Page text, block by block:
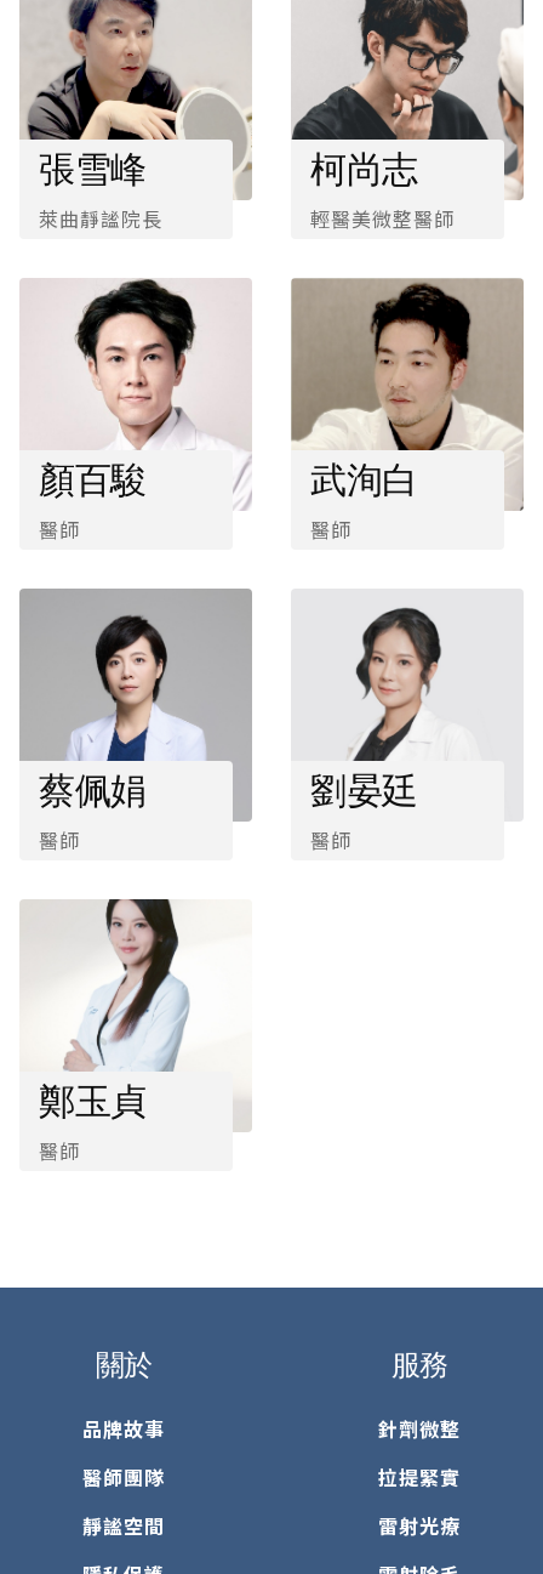
張雪峰
萊曲靜謐院長
柯尚志
輕醫美微整醫師
顏百駿
醫師
武洵白
醫師
蔡佩娟
醫師
劉晏廷
醫師
鄭玉貞
醫師
關於
品牌故事
醫師團隊
靜謐空間
服務
針劑微整
拉提緊實
雷射光療